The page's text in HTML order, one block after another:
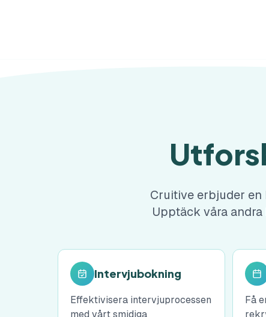
Cruitive erbjuder
Upptäck våra
Intervjubokning
Effektivisera intervjuprocessen
med vårt smidiga
Få